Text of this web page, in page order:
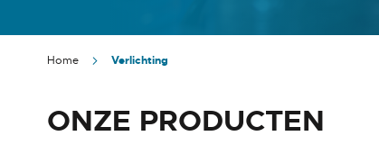
Home Verlichting
ONZE PRODUCTEN